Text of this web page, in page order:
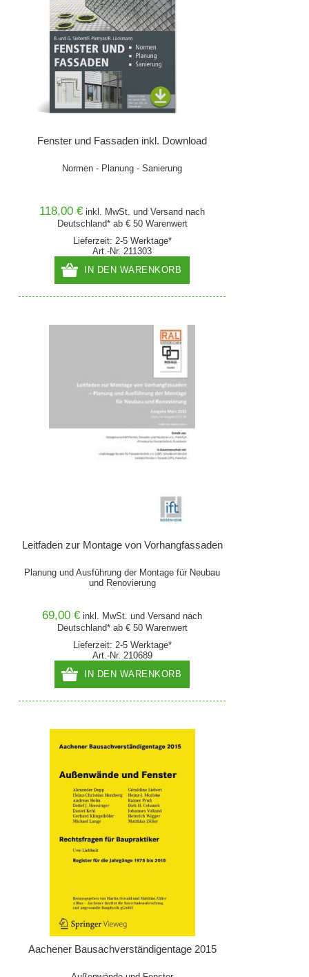
Fenster und Fassaden inkl. Download
Normen - Planung - Sanierung
118,00 € inkl. MwSt. undVersand nach
Deutschland* ab € 50 Warenwert
Lieferzeit: 2-5 Werktage*
Art.-Nr. 211303
IN DEN WARENKORB
Leitfaden zur Montage von Vorhangfassaden
Planung und Ausführung der Montage für Neubau
und Renovierung
69,00 € inkl. MwSt. undVersand nach
Deutschland* ab € 50 Warenwert
Lieferzeit: 2-5 Werktage*
Art.-Nr. 210689
IN DEN WARENKORB
Aachener Bausachverständigentage 2015